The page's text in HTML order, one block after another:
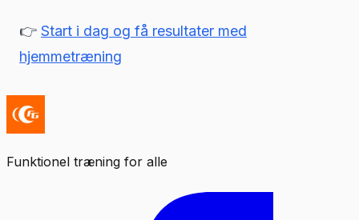
👉 Start i dag og få resultater med
hjemmetræning
Funktionel træning for alle